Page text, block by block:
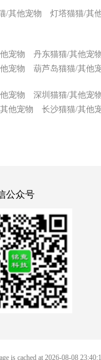
/其他宠物 灯塔猫猫/其
宠物 丹东猫猫/其他宠
宠物 葫芦岛猫猫/其他
宠物 深圳猫猫/其他宠
他宠物 长沙猫猫/其他
公众号
is cached at 2026-08-08